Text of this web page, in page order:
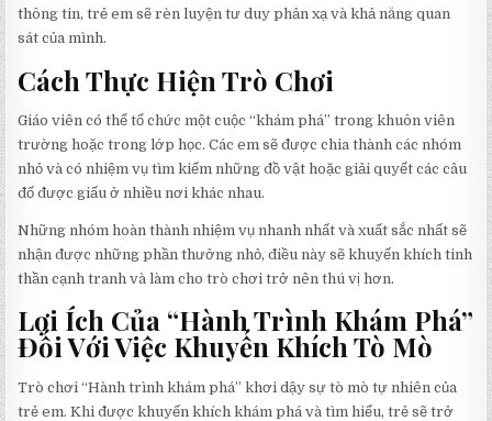
thông tin, trẻ em sẽ rèn luyện tư duy phản xạ và khả năng quan
sát của mình.
Cách Thực Hiện Trò Chơi
Giáo viên có thể tổ chức một cuộc “khám phá” trong khuôn viên
trường hoặc trong lớp học. Các em sẽ được chia thành các nhóm
nhỏ và có nhiệm vụ tìm kiếm những đồ vật hoặc giải quyết các câu
đố được giấu ở nhiều nơi khác nhau.
Những nhóm hoàn thành nhiệm vụ nhanh nhất và xuất sắc nhất sẽ
nhận được những phần thưởng nhỏ, điều này sẽ khuyến khích tinh
thần cạnh tranh và làm cho trò chơi trở nên thú vị hơn.
Lợi Ích Của “Hành Trình Khám Phá”
Đối Với Việc Khuyến Khích Tò Mò
Trò chơi “Hành trình khám phá” khơi dậy sự tò mò tự nhiên của
trẻ em. Khi được khuyến khích khám phá và tìm hiểu, trẻ sẽ trở